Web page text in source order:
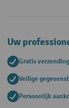
Uw
Gratis
Veilige
Persoonlijk